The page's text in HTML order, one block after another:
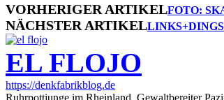
VORHERIGER ARTIKELFOTO:
NÄCHSTER ARTIKEL
EL FLOJO
https://denkfabrikblog.de
Ruhrpottjunge im Rheinland. Gewaltbereiter